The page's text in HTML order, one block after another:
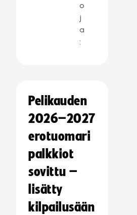
o
j
a
:
Pelikauden
2026–2027
erotuomari
palkkiot
sovittu –
lisätty
kilpailusään